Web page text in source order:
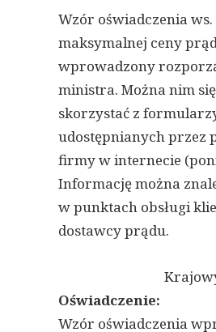
Wzór oświadczenia ws.
maksymalnej ceny
wprowadzony
ministra. Można nim
skorzystać z
udostępnianych przez
firmy w internecie
Informację można
w punktach obsługi
dostawcy prądu.
Oświadczenie:
Wzór oświadczenia